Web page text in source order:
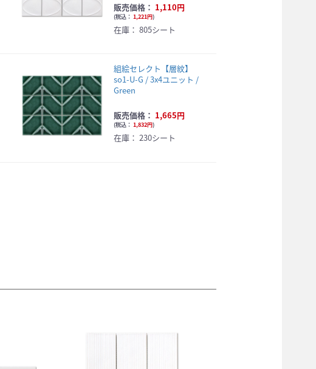
販売価格： 1,110円
(税込： 1,221円)
在庫： 805シート
組絵セレクト【層紋】
so1-U-G / 3x4ユニット /
Green
販売価格： 1,665円
(税込： 1,832円)
在庫： 230シート